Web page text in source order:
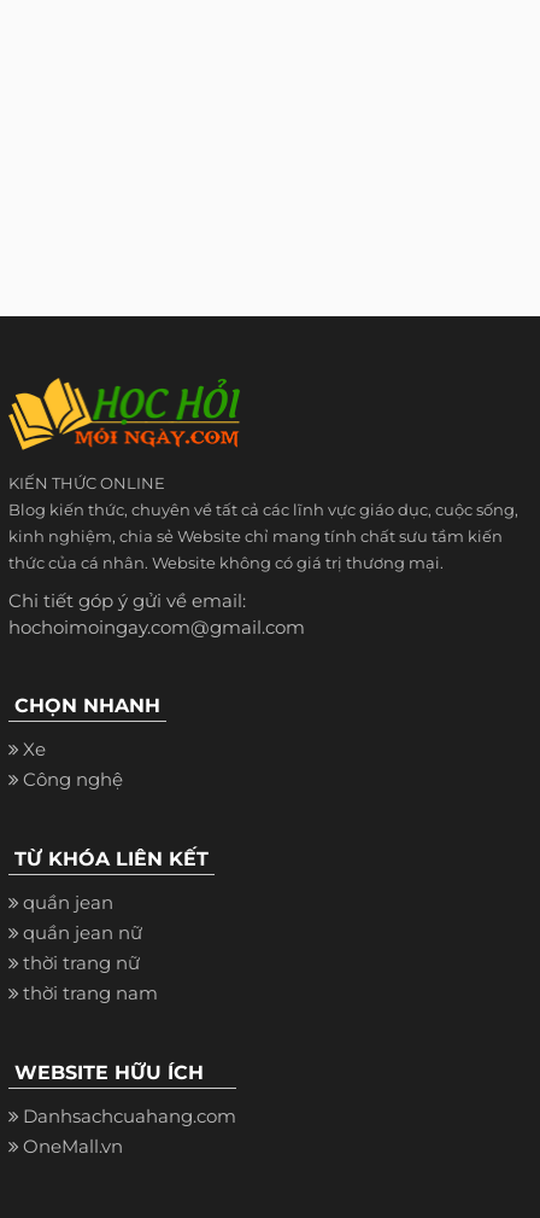
KIẾN THỨC ONLINE
Blog kiến thức, chuyên về tất cả các lĩnh vực giáo dục, cuộc sống,
kinh nghiệm, chia sẻ Website chỉ mang tính chất sưu tầm kiến
thức của cá nhân. Website không có giá trị thương mại.
Chi tiết góp ý gửi về email:
hochoimoingay.com@gmail.com
CHỌN NHANH
Xe
Công nghệ
TỪ KHÓA LIÊN KẾT
quần jean
quần jean nữ
thời trang nữ
thời trang nam
WEBSITE HỮU ÍCH
Danhsachcuahang.com
OneMall.vn